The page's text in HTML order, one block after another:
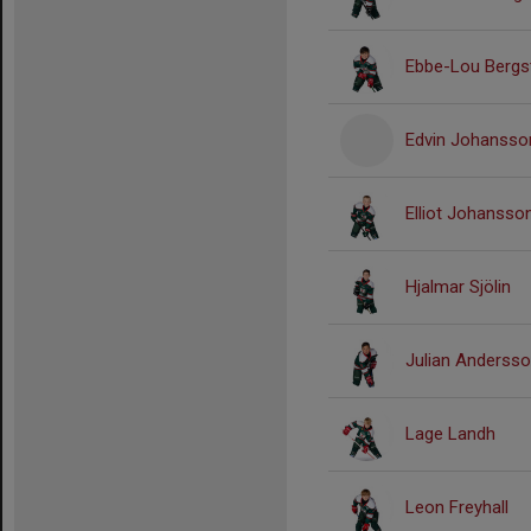
Ebbe-Lou
Edvin
Elliot
Hjalmar Sjölin
Julian
Lage Landh
Leon Freyhall